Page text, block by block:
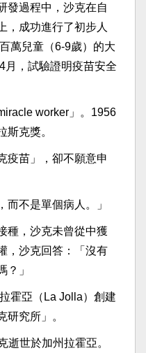
發過程中，沙克在自
，成功進行了初步人
萬兒童（6-9歲）的大
月，試驗證明疫苗安全
worker」。1956
斯克獎。
疫苗」，卻不願意申
而不是單個病人。」
種，沙克未曾從中獲
，沙克回答：「沒有
？」
霍亞（La Jolla）創建
研究所」。
逝世於加州拉霍亞。